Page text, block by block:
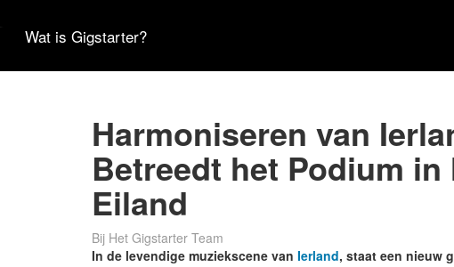
Wat is Gigstarter?
Harmoniseren van
Betreedt het Podium in
Eiland
Bij Het Gigstarter Team
In de levendige muziekscene van Ierland, staat een nieuw